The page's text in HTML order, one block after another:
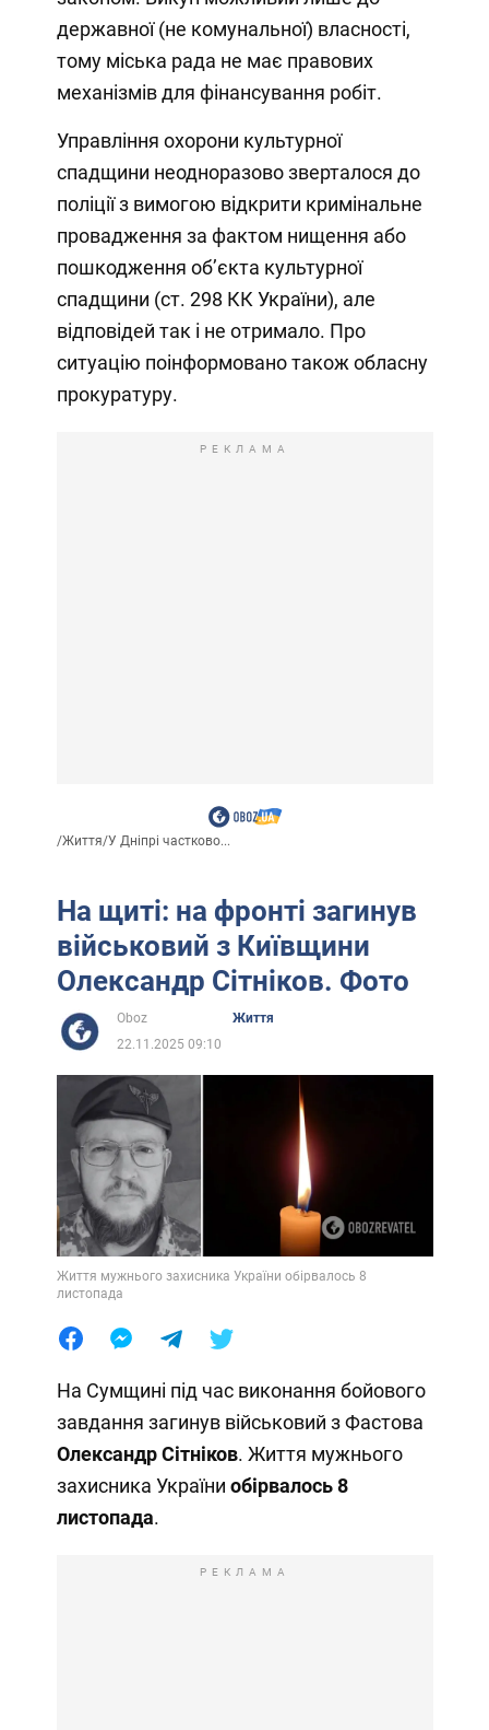
державної (не комунальної) власності,
тому міська рада не має правових
механізмів для фінансування робіт.
Управління охорони культурної
спадщини неодноразово зверталося до
поліції з вимогою відкрити кримінальне
провадження за фактом нищення або
пошкодження об’єкта культурної
спадщини (ст. 298 КК України), але
відповідей так і не отримало. Про
ситуацію поінформовано також обласну
прокуратуру.
РЕКЛАМА
/Життя/У Дніпрі частково...
На щиті: на фронті загинув
військовий з Київщини
Олександр Сітніков. Фото
Oboz
Життя
22.11.2025 09:10
Життя мужнього захисника України обірвалось 8
листопада
На Сумщині під час виконання бойового
завдання загинув військовий з Фастова
Олександр Сітніков. Життя мужнього
захисника України обірвалось 8
листопада.
РЕКЛАМА